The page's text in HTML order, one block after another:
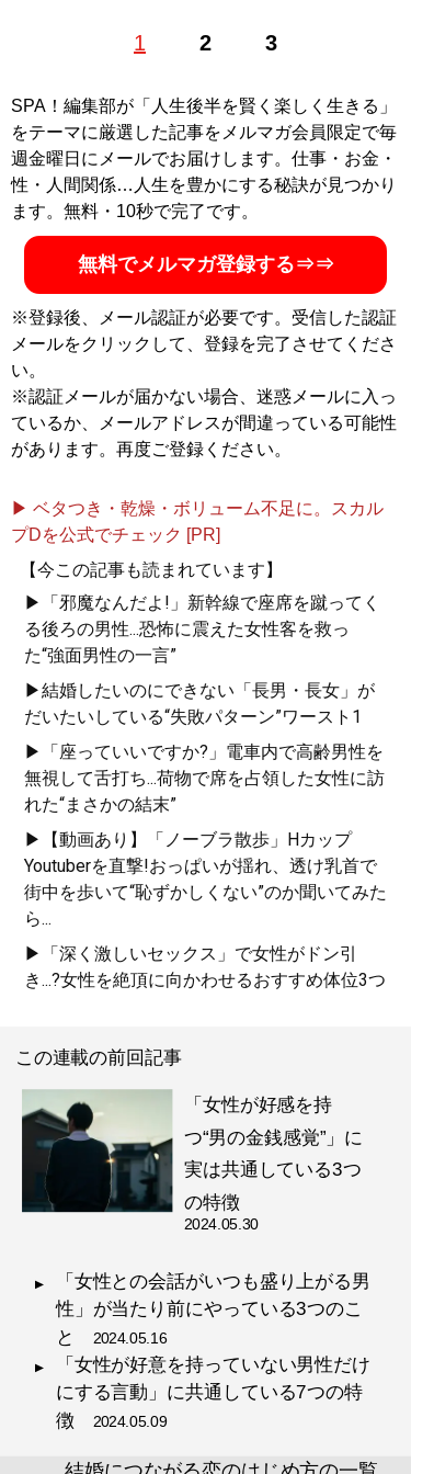
1 2 3
経て、現在は恋愛コンサルタントとして結婚したい男女
の秘訣マガジン 」をLINEで配信中。公式ホームページ
「 結婚につながる恋のコンサルタント 山本早織」（Xア
カウント:@yamamotosaori_ ）
記事一覧へ
SPA！編集部が「人生後半を賢く楽しく生きる」
をテーマに厳選した記事をメルマガ会員限定で毎
週金曜日にメールでお届けします。仕事・お金・
性・人間関係…人生を豊かにする秘訣が見つかり
ます。無料・10秒で完了です。
無料でメルマガ登録する⇒⇒
※登録後、メール認証が必要です。受信した認証
メールをクリックして、登録を完了させてくださ
い。
※認証メールが届かない場合、迷惑メールに入っ
ているか、メールアドレスが間違っている可能性
があります。再度ご登録ください。
▶ ベタつき・乾燥・ボリューム不足に。スカル
プDを公式でチェック [PR]
【今この記事も読まれています】
▶「邪魔なんだよ!」新幹線で座席を蹴ってく
る後ろの男性...恐怖に震えた女性客を救っ
た“強面男性の一言”
▶結婚したいのにできない「長男・長女」が
だいたいしている“失敗パターン”ワースト1
▶「座っていいですか?」電車内で高齢男性を
無視して舌打ち...荷物で席を占領した女性に訪
れた“まさかの結末”
▶【動画あり】「ノーブラ散歩」Hカップ
Youtuberを直撃!おっぱいが揺れ、透け乳首で
街中を歩いて“恥ずかしくない”のか聞いてみた
ら...
▶「深く激しいセックス」で女性がドン引
き...?女性を絶頂に向かわせるおすすめ体位3つ
この連載の前回記事
「女性が好感を持
つ“男の金銭感覚”」に
実は共通している3つ
の特徴
2024.05.30
「女性との会話がいつも盛り上がる男
性」が当たり前にやっている3つのこ
と 2024.05.16
「女性が好意を持っていない男性だけ
にする言動」に共通している7つの特
徴
2024.05.09